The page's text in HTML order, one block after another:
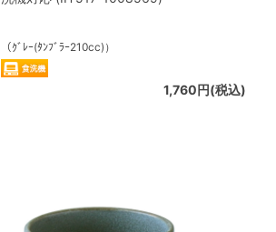
（ｸﾞﾚｰ(ﾀﾝﾌﾞﾗｰ210cc)）
1,760円(税込)